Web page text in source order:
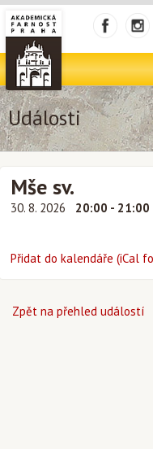
Události
Mše sv.
30. 8. 2026 20:00 - 21:00
Přidat do kalendáře (iCal
Zpět na přehled událostí